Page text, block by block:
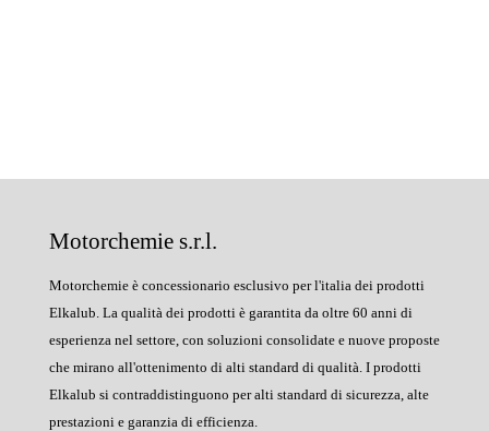
Motorchemie s.r.l.
Motorchemie è concessionario esclusivo per l'italia dei prodotti
Elkalub. La qualità dei prodotti è garantita da oltre 60 anni di
esperienza nel settore, con soluzioni consolidate e nuove proposte
che mirano all'ottenimento di alti standard di qualità. I prodotti
Elkalub si contraddistinguono per alti standard di sicurezza, alte
prestazioni e garanzia di efficienza.